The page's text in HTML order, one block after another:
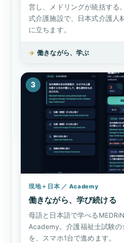
営し、メドリングが統括する
式介護施設で、日本式介護人
に立ちます。
→ 働きながら、学ぶ
3
現地＋日本 ／ Academy
働きながら、学び続ける
母語と日本語で学べる
Academy。介護福祉士試験
を、スマホ1台で進めます。